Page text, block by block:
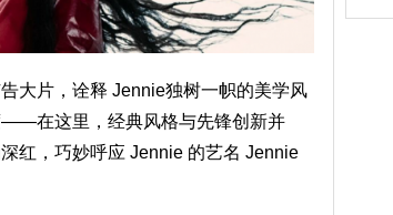
大片，诠释 Jennie独树一帜的美学风
——在这里，经典风格与先锋创新并
红，巧妙呼应 Jennie 的艺名 Jennie